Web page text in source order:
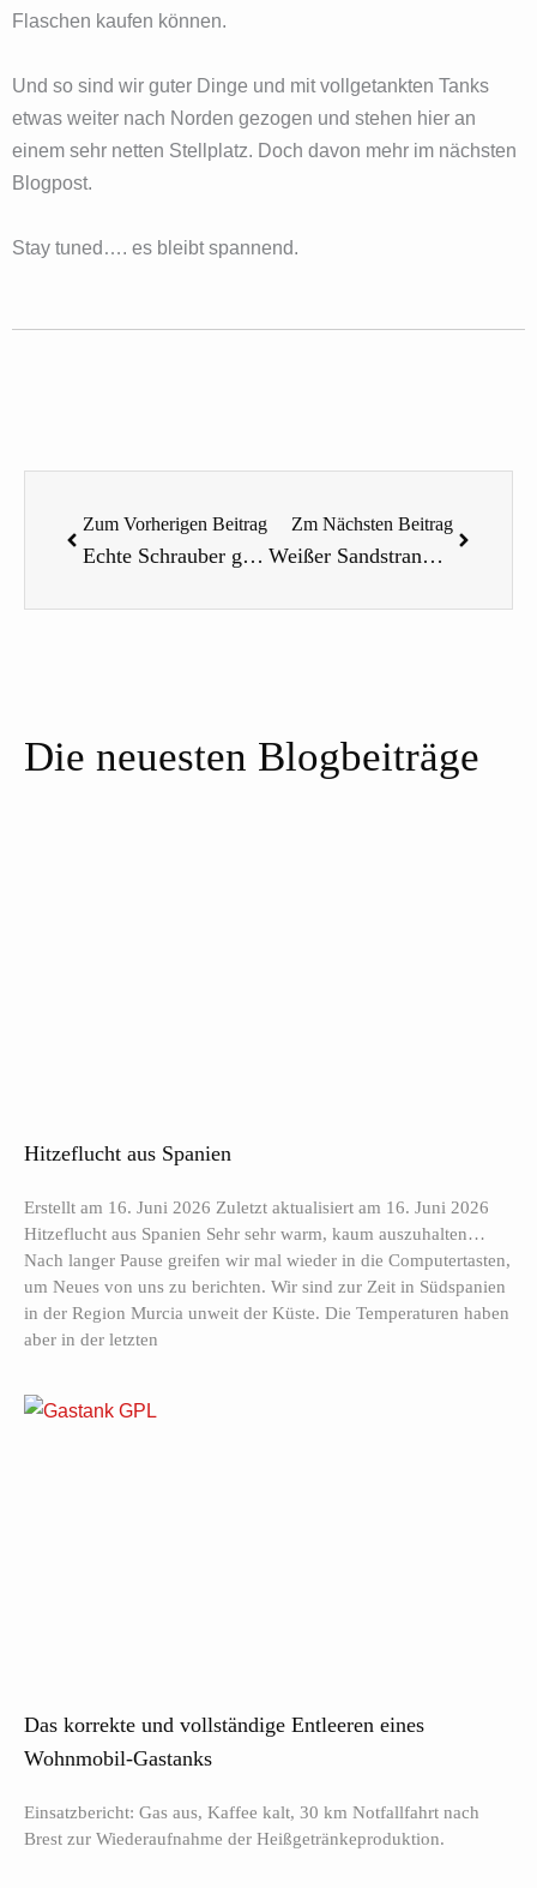
Flaschen kaufen können.
Und so sind wir guter Dinge und mit vollgetankten Tanks
etwas weiter nach Norden gezogen und stehen hier an
einem sehr netten Stellplatz. Doch davon mehr im nächsten
Blogpost.
Stay tuned…. es bleibt spannend.
Zum Vorherigen Beitrag
Echte Schrauber gibt es noch
Zm Nächsten Beitrag
Weißer Sandstrand für uns allein
Die neuesten Blogbeiträge
Hitzeflucht aus Spanien
Erstellt am 16. Juni 2026 Zuletzt aktualisiert am 16. Juni 2026
Hitzeflucht aus Spanien Sehr sehr warm, kaum auszuhalten…
Nach langer Pause greifen wir mal wieder in die Computertasten,
um Neues von uns zu berichten. Wir sind zur Zeit in Südspanien
in der Region Murcia unweit der Küste. Die Temperaturen haben
aber in der letzten
Das korrekte und vollständige Entleeren eines
Wohnmobil-Gastanks
Einsatzbericht: Gas aus, Kaffee kalt, 30 km Notfallfahrt nach
Brest zur Wiederaufnahme der Heißgetränkeproduktion.